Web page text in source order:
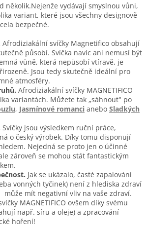
několik.Nejenže vydávají smyslnou vůni,
variant, které jsou všechny designově
bezpečné.
Afrodiziakální svíčky Magnetifico obsahují
působí. Svíčka navíc ani nemusí být
vůně, která nepůsobí vtíravě, je
Jsou tedy skutečně ideální pro
atmosféry.
Afrodiziakální svíčky MAGNETIFICO
variantách. Můžete tak „sáhnout" po
, Jasmínové romanci anebo Sladkých
Svíčky jsou výsledkem ruční práce,
o český výrobek. Díky tomu disponují
Nejedná se proto jen o účinné
zároveň se mohou stát fantastickým
Jak se ukázalo, časté zapalování
vonných tyčinek) není z hlediska zdraví
mít negativní vliv na vaše zdraví.
MAGNETIFICO ovšem díky svému
např. síru a oleje) a zpracování
hoření!